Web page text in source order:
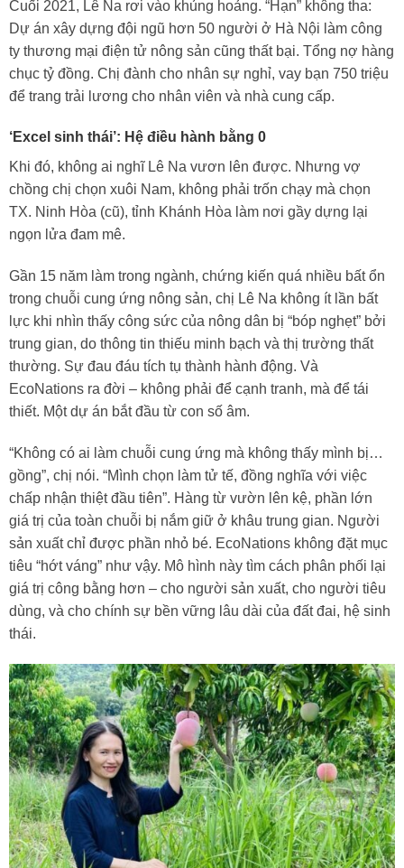
Cuối 2021, Lê Na rơi vào khủng hoảng. “Hạn” không tha:
Dự án xây dựng đội ngũ hơn 50 người ở Hà Nội làm công
ty thương mại điện tử nông sản cũng thất bại. Tổng nợ hàng
chục tỷ đồng. Chị đành cho nhân sự nghỉ, vay bạn 750 triệu
để trang trải lương cho nhân viên và nhà cung cấp.
‘Excel sinh thái’: Hệ điều hành bằng 0
Khi đó, không ai nghĩ Lê Na vươn lên được. Nhưng vợ
chồng chị chọn xuôi Nam, không phải trốn chạy mà chọn
TX. Ninh Hòa (cũ), tỉnh Khánh Hòa làm nơi gầy dựng lại
ngọn lửa đam mê.
Gần 15 năm làm trong ngành, chứng kiến quá nhiều bất ổn
trong chuỗi cung ứng nông sản, chị Lê Na không ít lần bất
lực khi nhìn thấy công sức của nông dân bị “bóp nghẹt” bởi
trung gian, do thông tin thiếu minh bạch và thị trường thất
thường. Sự đau đáu tích tụ thành hành động. Và
EcoNations ra đời – không phải để cạnh tranh, mà để tái
thiết. Một dự án bắt đầu từ con số âm.
“Không có ai làm chuỗi cung ứng mà không thấy mình bị…
gồng”, chị nói. “Mình chọn làm tử tế, đồng nghĩa với việc
chấp nhận thiệt đầu tiên”. Hàng từ vườn lên kệ, phần lớn
giá trị của toàn chuỗi bị nắm giữ ở khâu trung gian. Người
sản xuất chỉ được phần nhỏ bé. EcoNations không đặt mục
tiêu “hớt váng” như vậy. Mô hình này tìm cách phân phối lại
giá trị công bằng hơn – cho người sản xuất, cho người tiêu
dùng, và cho chính sự bền vững lâu dài của đất đai, hệ sinh
thái.